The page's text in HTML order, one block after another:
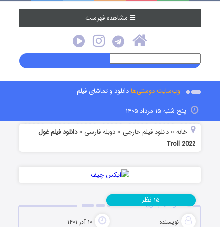
مشاهده فهرست
وب‌سایت دوستی‌هادانلود و تماشای فیلم
پنج شنبه ۱۵ مرداد ۱۴۰۵
خانه »دانلود فیلم خارجی »دوبله فارسی »دانلود فیلم غول
Troll 2022
دانلود فیلم غول Troll 2022
نویسنده ۱۰ آذر ۱۴۰۱
۱۵ نظر